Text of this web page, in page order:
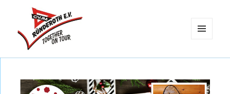
CVJM Ründeroth
WIDGETS